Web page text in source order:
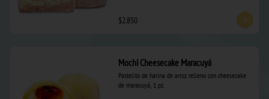
$2.850
Mochi Cheesecake Maracuyá
Pastelito de harina de arroz relleno con cheesecake
de maracuyá, 1 pz.